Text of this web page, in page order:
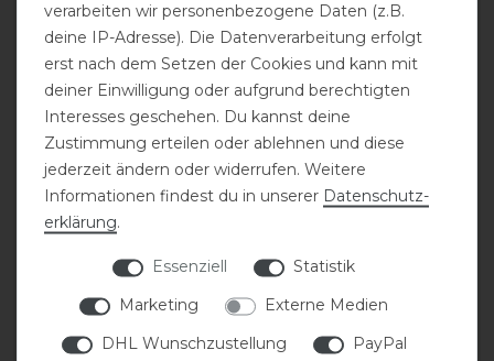
Kingsland KLLando
Fliegenmaske Tanatex
Insect Proof
statt 49,95 €
HV Polo Fliegenmaske
statt 29,95 €
20,97 € *
verarbeiten wir personenbezogene Daten (z.B.
deine IP-Adresse). Die Datenverarbeitung erfolgt
erst nach dem Setzen der Cookies und kann mit
deiner Einwilligung oder aufgrund berechtigten
Interesses geschehen. Du kannst deine
Zustimmung erteilen oder ablehnen und diese
jederzeit ändern oder widerrufen. Weitere
Informationen findest du in unserer Daten­schutz­
erklärung.
Essenziell
Statistik
Marketing
Externe Medien
DHL Wunschzustellung
PayPal